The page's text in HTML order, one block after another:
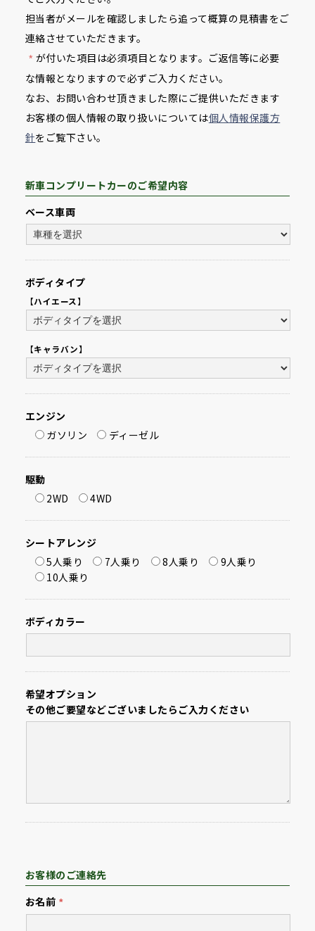
担当者がメールを確認しましたら追って概算の見積書をご
連絡させていただきます。
* が付いた項目は必須項目となります。ご返信等に必要
な情報となりますので必ずご入力ください。
なお、お問い合わせ頂きました際にご提供いただきます
お客様の個人情報の取り扱いについては個人情報保護方
針をご覧下さい。
新車コンプリートカーのご希望内容
ベース車両
ボディタイプ
【ハイエース】
【キャラバン】
エンジン
ガソリン
ディーゼル
駆動
2WD
4WD
シートアレンジ
5人乗り
7人乗り 8人乗り
9人乗り
10人乗り
ボディカラー
希望オプション
その他ご要望などございましたら ご入力ください
お客様のご連絡先
お名前 *